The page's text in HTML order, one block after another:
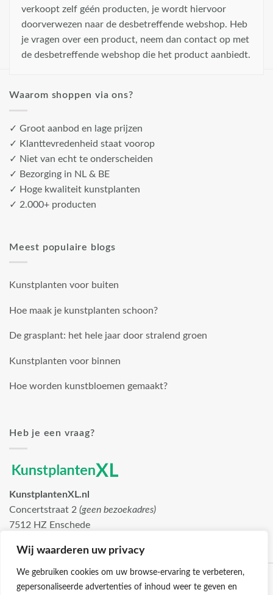
Wij waarderen uw privacy
We gebruiken cookies om uw browse-ervaring te verbeteren,
gepersonaliseerde advertenties of inhoud weer te geven en
verkoopt zelf géén producten, je wordt hiervoor
doorverwezen naar de desbetreffende webshop. Heb
je vragen over een product, neem dan contact op met
de desbetreffende webshop die het product aanbiedt.
Waarom shoppen via ons?
✓ Groot aanbod en lage prijzen
✓ Klanttevredenheid staat voorop
✓ Niet van echt te onderscheiden
✓ Bezorging in NL & BE
✓ Hoge kwaliteit kunstplanten
✓ 2.000+ producten
Meest populaire blogs
Kunstplanten voor buiten
Hoe maak je kunstplanten schoon?
De grasplant: het hele jaar door stralend groen
Kunstplanten voor binnen
Hoe worden kunstbloemen gemaakt?
Heb je een vraag?
KunstplantenXL.nl
Concertstraat 2 (geen bezoekadres)
7512 HZ Enschede